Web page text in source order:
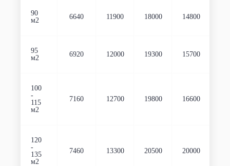
90
м2
6640 11900 18000 14800
95
м2
6920 12000 19300 15700
100
-
115
м2
7160 12700 19800 16600
120
-
135
м2
7460 13300 20500 20000